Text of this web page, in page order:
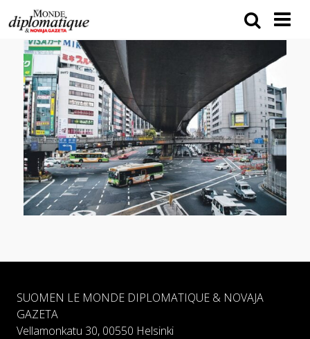
SUOMEN LE MONDE DIPLOMATIQUE & NOVAJA
GAZETA
Vellamonkatu 30, 00550 Helsinki